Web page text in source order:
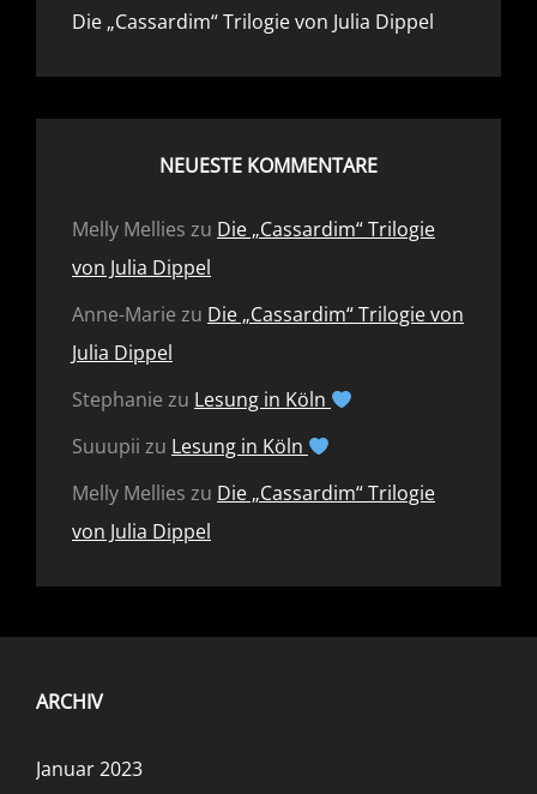
Die „Cassardim“ Trilogie von Julia Dippel
NEUESTE KOMMENTARE
Melly Mellies zu Die „Cassardim“ Trilogie
von Julia Dippel
Anne-Marie zu Die „Cassardim“ Trilogie von
Julia Dippel
Stephanie zu Lesung in Köln
Suuupii zu Lesung in Köln
Melly Mellies zu Die „Cassardim“ Trilogie
von Julia Dippel
ARCHIV
Januar 2023